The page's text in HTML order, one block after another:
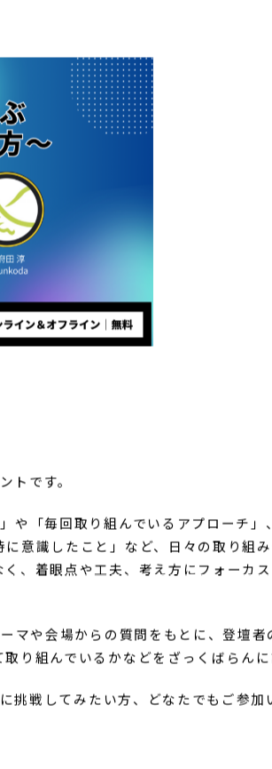
トです。
意識したこと」など、日々の取り組み
、着眼点や工夫、考え方にフォーカス
マや会場からの質問をもとに、登壇者